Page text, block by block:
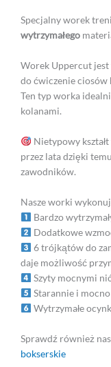
Specjalny worek
wytrzymałego
Worek Uppercut
do ćwiczenie
Ten typ worka
kolanami.
Nietypowy
przez lata dzięki
zawodników.
Nasze worki
Bardzo
Dodatkowe
6 trójkątów do
daje możliwość
Szyty mocnymi
Starannie i
Wytrzymałe
Sprawdź również
bokserskie